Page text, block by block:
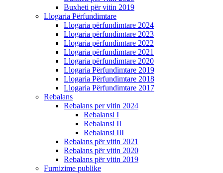
Buxheti për vitin 2019
Llogaria Përfundimtare
Llogaria përfundimtare 2024
Llogaria përfundimtare 2023
Llogaria përfundimtare 2022
Llogaria përfundimtare 2021
Llogaria përfundimtare 2020
Llogaria Përfundimtare 2019
Llogaria Përfundimtare 2018
Llogaria Përfundimtare 2017
Rebalans
Rebalans per vitin 2024
Rebalansi I
Rebalansi II
Rebalansi III
Rebalans për vitin 2021
Rebalans për vitin 2020
Rebalans për vitin 2019
Furnizime publike